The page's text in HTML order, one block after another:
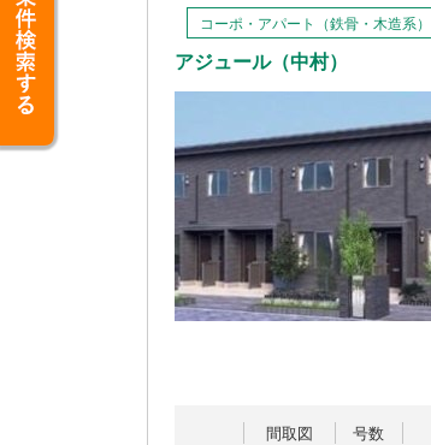
コーポ・アパート（鉄骨・木造系）
アジュール（中村）
間取図 号数